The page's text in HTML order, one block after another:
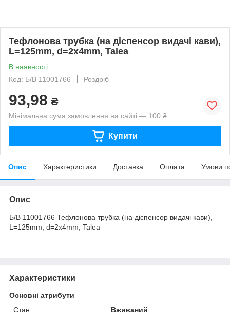
Тефлонова трубка (на діспенсор видачі кави),
L=125mm, d=2x4mm, Talea
В наявності
Код: Б/В 11001766
Роздріб
93,98 ₴
Мінімальна сума замовлення на сайті — 100 ₴
Купити
Опис Характеристики Доставка Оплата Умови
Опис
Б/В 11001766 Тефлонова трубка (на діспенсор видачі кави),
L=125mm, d=2x4mm, Talea
Характеристики
Основні атрибути
Стан
Вживаний